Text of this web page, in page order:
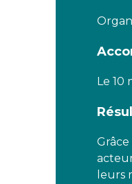
Le 10
leurs